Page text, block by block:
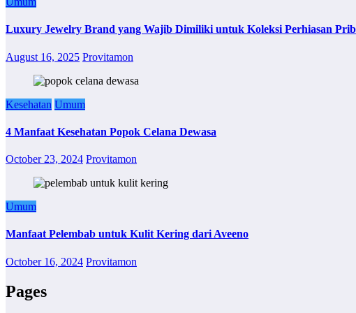
Luxury Jewelry Brand yang Wajib Dimiliki untuk Koleksi Perhiasan
August 16, 2025 Provitamon
Kesehatan Umum
4 Manfaat Kesehatan Popok Celana Dewasa
October 23, 2024 Provitamon
Umum
Manfaat Pelembab untuk Kulit Kering dari Aveeno
October 16, 2024 Provitamon
Pages